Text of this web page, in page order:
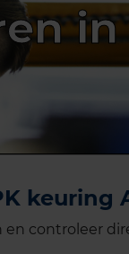
keuring
controleer